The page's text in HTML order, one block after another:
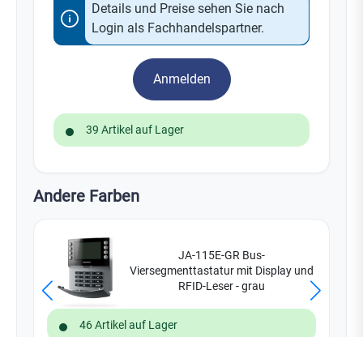
Details und Preise sehen Sie nach
Login als Fachhandelspartner.
Anmelden
39 Artikel auf Lager
Andere Farben
JA-115E-GR Bus-
Viersegmenttastatur mit Display und
RFID-Leser - grau
46 Artikel auf Lager